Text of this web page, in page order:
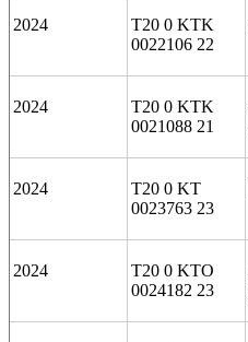
2024
T20 0 KTK
0022106 22
2024
T20 0 KTK
0021088 21
2024
T20 0 KT
0023763 23
2024
T20 0 KTO
0024182 23